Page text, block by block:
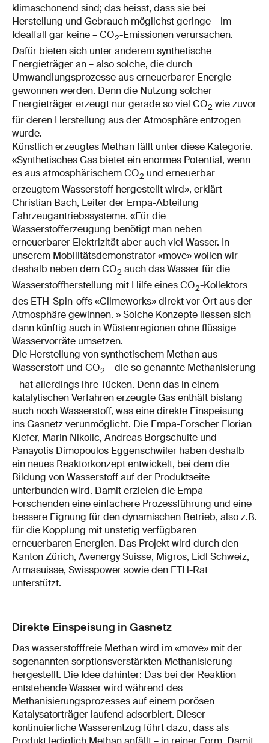
klimaschonend sind; das heisst, dass sie bei
Herstellung und Gebrauch möglichst geringe – im
Idealfall gar keine – CO2-Emissionen verursachen.
Dafür bieten sich unter anderem synthetische
Energieträger an – also solche, die durch
Umwandlungsprozesse aus erneuerbarer Energie
gewonnen werden. Denn die Nutzung solcher
Energieträger erzeugt nur gerade so viel CO2 wie zuvor
für deren Herstellung aus der Atmosphäre entzogen
wurde.
Künstlich erzeugtes Methan fällt unter diese Kategorie.
«Synthetisches Gas bietet ein enormes Potential, wenn
es aus atmosphärischem CO2 und erneuerbar
erzeugtem Wasserstoff hergestellt wird», erklärt
Christian Bach, Leiter der Empa-Abteilung
Fahrzeugantriebssysteme. «Für die
Wasserstofferzeugung benötigt man neben
erneuerbarer Elektrizität aber auch viel Wasser. In
unserem Mobilitätsdemonstrator «move» wollen wir
deshalb neben dem CO2 auch das Wasser für die
Wasserstoffherstellung mit Hilfe eines CO2-Kollektors
des ETH-Spin-offs «Climeworks» direkt vor Ort aus der
Atmosphäre gewinnen. » Solche Konzepte liessen sich
dann künftig auch in Wüstenregionen ohne flüssige
Wasservorräte umsetzen.
Die Herstellung von synthetischem Methan aus
Wasserstoff und CO2 – die so genannte Methanisierung
– hat allerdings ihre Tücken. Denn das in einem
katalytischen Verfahren erzeugte Gas enthält bislang
auch noch Wasserstoff, was eine direkte Einspeisung
ins Gasnetz verunmöglicht. Die Empa-Forscher Florian
Kiefer, Marin Nikolic, Andreas Borgschulte und
Panayotis Dimopoulos Eggenschwiler haben deshalb
ein neues Reaktorkonzept entwickelt, bei dem die
Bildung von Wasserstoff auf der Produktseite
unterbunden wird. Damit erzielen die Empa-
Forschenden eine einfachere Prozessführung und eine
bessere Eignung für den dynamischen Betrieb, also z.B.
für die Kopplung mit unstetig verfügbaren
erneuerbaren Energien. Das Projekt wird durch den
Kanton Zürich, Avenergy Suisse, Migros, Lidl Schweiz,
Armasuisse, Swisspower sowie den ETH-Rat
unterstützt.
Direkte Einspeisung in Gasnetz
Das wasserstofffreie Methan wird im «move» mit der
sogenannten sorptionsverstärkten Methanisierung
hergestellt. Die Idee dahinter: Das bei der Reaktion
entstehende Wasser wird während des
Methanisierungsprozesses auf einem porösen
Katalysatorträger laufend adsorbiert. Dieser
kontinuierliche Wasserentzug führt dazu, dass als